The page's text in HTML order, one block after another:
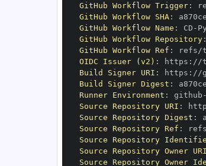
GitHub Workflow Trigger:
GitHub Workflow SHA:
GitHub Workflow Name : CD -
GitHub Workflow Repository:
GitHub Workflow Ref : refs/
OIDC Issuer (v2) : https :
Build Signer URI : https : //
Build Signer Digest :
Runner Environment : github -
Source Repository URI :
Source Repository Digest :
Source Repository Ref :
Source Repository
Source Repository Owner URI
Source Repository Owner